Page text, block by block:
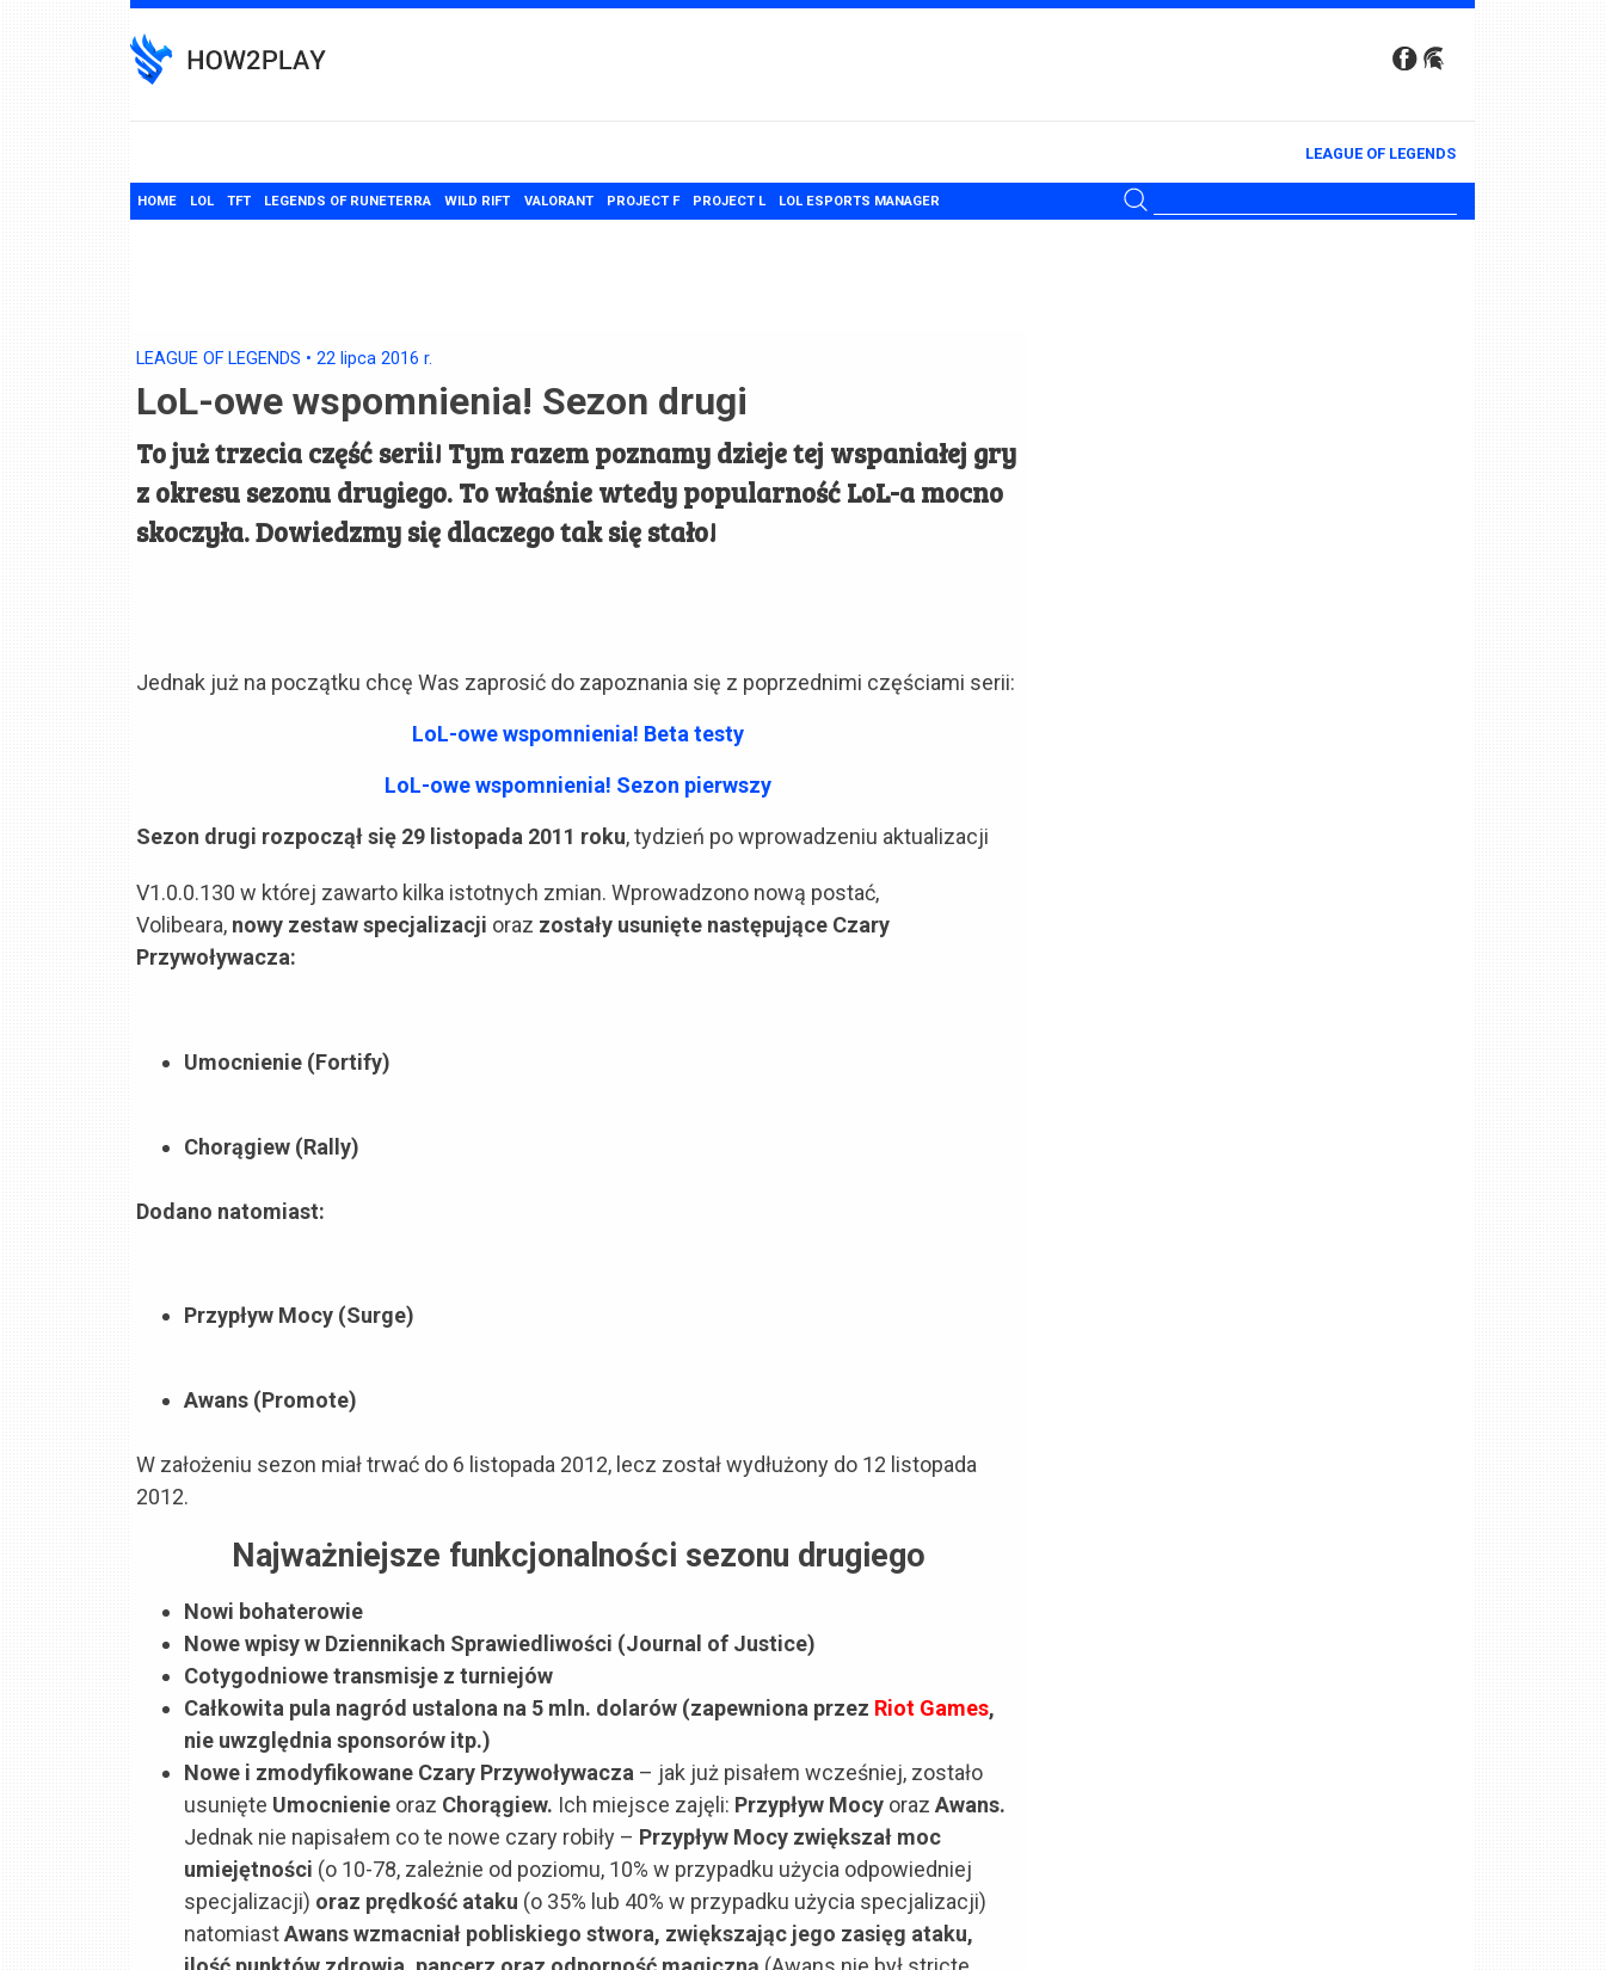
to
content
LEAGUE OF LEGENDS
HOME LOL TFT LEGENDS OF RUNETERRA WILD RIFT VALORANT PROJECT F PROJECT L LOL ESPORTS MANAGER
LEAGUE OF LEGENDS • 22 lipca 2016 r.
LoL-owe wspomnienia! Sezon drugi
To już trzecia część serii! Tym razem poznamy dzieje tej wspaniałej gry
z okresu sezonu drugiego. To właśnie wtedy popularność LoL-a mocno
skoczyła. Dowiedzmy się dlaczego tak się stało!
Jednak już na początku chcę Was zaprosić do zapoznania się z poprzednimi częściami serii:
LoL-owe wspomnienia! Beta testy
LoL-owe wspomnienia! Sezon pierwszy
Sezon drugi rozpoczął się 29 listopada 2011 roku, tydzień po wprowadzeniu aktualizacji
V1.0.0.130 w której zawarto kilka istotnych zmian. Wprowadzono nową postać,
Volibeara, nowy zestaw specjalizacji oraz zostały usunięte następujące Czary
Przywoływacza:
Umocnienie (Fortify)
Chorągiew (Rally)
Dodano natomiast:
Przypływ Mocy (Surge)
Awans (Promote)
W założeniu sezon miał trwać do 6 listopada 2012, lecz został wydłużony do 12 listopada
2012.
Najważniejsze funkcjonalności sezonu drugiego
Nowi bohaterowie
Nowe wpisy w Dziennikach Sprawiedliwości (Journal of Justice)
Cotygodniowe transmisje z turniejów
Całkowita pula nagród ustalona na 5 mln. dolarów (zapewniona przez Riot Games,
nie uwzględnia sponsorów itp.)
Nowe i zmodyfikowane Czary Przywoływacza – jak już pisałem wcześniej, zostało
usunięte Umocnienie oraz Chorągiew. Ich miejsce zajęli: Przypływ Mocy oraz Awans.
Jednak nie napisałem co te nowe czary robiły – Przypływ Mocy zwiększał moc
umiejętności (o 10-78, zależnie od poziomu, 10% w przypadku użycia odpowiedniej
specjalizacji) oraz prędkość ataku (o 35% lub 40% w przypadku użycia specjalizacji)
natomiastAwans wzmacniał pobliskiego stwora, zwiększając jego zasięg ataku,